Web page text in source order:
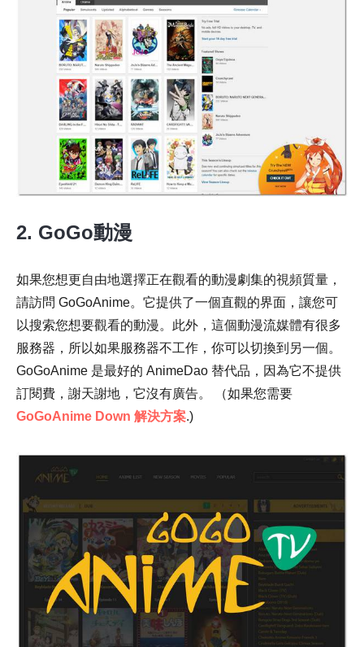
2. GoGo動漫
如果您想更自由地選擇正在觀看的動漫劇集的視頻質量，
請訪問 GoGoAnime。它提供了一個直觀的界面，讓您可
以搜索您想要觀看的動漫。此外，這個動漫流媒體有很多
服務器，所以如果服務器不工作，你可以切換到另一個。
GoGoAnime 是最好的 AnimeDao 替代品，因為它不提供
訂閱費，謝天謝地，它沒有廣告。 （如果您需要
GoGoAnime Down 解決方案.)